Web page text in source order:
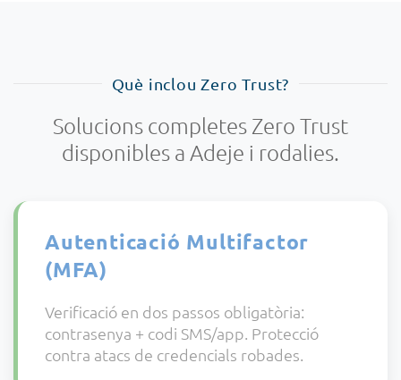
Què inclou Zero Trust?
Solucions completes Zero Trust
disponibles a Adeje i rodalies.
Autenticació Multifactor
(MFA)
Verificació en dos passos obligatòria:
contrasenya + codi SMS/app. Protecció
contra atacs de credencials robades.